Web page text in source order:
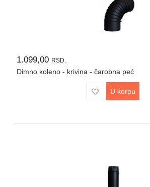
1.099,00 RSD.
Dimno koleno - krivina - čarobna peć
U korpu